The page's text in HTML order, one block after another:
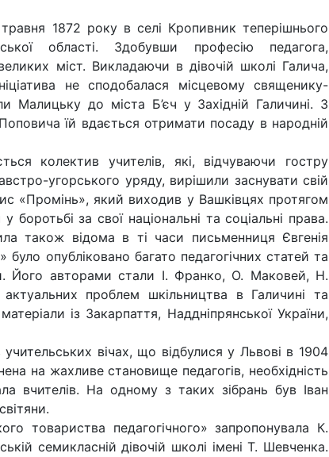
1872 року в селі Кропивник теперішнього
області. Здобувши професію педагога,
міст. Викладаючи в дівочій школі Галича,
не сподобалася місцевому священику-
Малицьку до міста Б’єч у Західній Галичині. З
їй вдається отримати посаду в народній
колектив учителів, які, відчуваючи гостру
угорського уряду, вирішили заснувати свій
«Промінь», який виходив у Вашківцях протягом
боротьбі за свої національні та соціальні права.
також відома в ті часи письменниця Євгенія
опубліковано багато педагогічних статей та
Його авторами стали І. Франко, О. Маковей, Н.
проблем шкільництва в Галичині та
із Закарпаття, Наддніпрянської України,
вічах, що відбулися у Львові в 1904
на жахливе становище педагогів, необхідність
вчителів. На одному з таких зібрань був Іван
товариства педагогічного» запропонувала К.
семикласній дівочій школі імені Т. Шевченка.